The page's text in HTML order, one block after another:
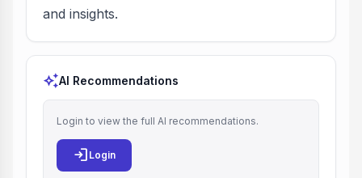
and insights.
auto_awesomeAI Recommendations
Login to view the full AI recommendations.
login Login